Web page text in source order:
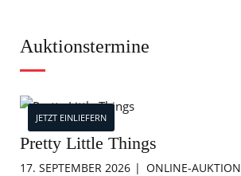
Auktionstermine
JETZT EINLIEFERN
Pretty Little Things
17. SEPTEMBER 2026 ONLINE-AUKTION